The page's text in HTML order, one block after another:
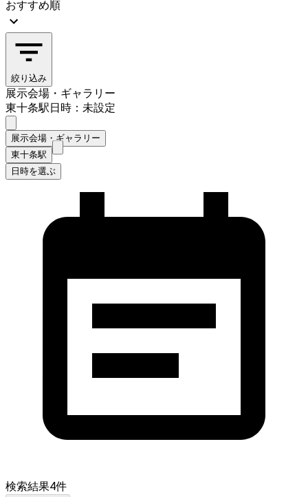
おすすめ順
絞り込み
展示会場・ギャラリー
東十条駅日時：未設定
展示会場・ギャラリー
東十条駅
日時を選ぶ
検索結果4件